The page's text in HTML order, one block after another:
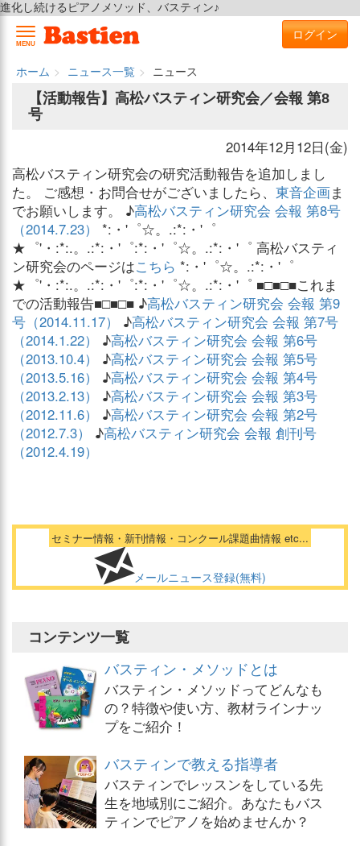
進化し続けるピアノメソッド、バスティン♪
MENU
ログイン
ホーム ニュース一覧
ニュース
【活動報告】高松バスティン研究会／会報 第8
号
2014年12月12日(金)
高松バスティン研究会の研究活動報告を追加しまし
た。 ご感想・お問合せがございましたら、 東音企画ま
でお願いします。 ♪高松バスティン研究会 会報 第8号
（2014.7.23）
*:・'゜☆。.:*:・'゜
★゜'・:*:.。.:*:・'゜:*:・'゜☆。.:*:・'゜ 高松バスティ
ン研究会のページはこちら *:・'゜☆。.:*:・'゜
★゜'・:*:.。.:*:・'゜:*:・'゜☆。.:*:・'゜ ■□■□■これま
での活動報告■□■□■ ♪高松バスティン研究会 会報 第9
号（2014.11.17）
♪高松バスティン研究会 会報 第7号
（2014.1.22）
♪高松バスティン研究会 会報 第6号
（2013.10.4）
♪高松バスティン研究会 会報 第5号
（2013.5.16）
♪高松バスティン研究会 会報 第4号
（2013.2.13）
♪高松バスティン研究会 会報 第3号
（2012.11.6）
♪高松バスティン研究会 会報 第2号
（2012.7.3）
♪高松バスティン研究会 会報 創刊号
（2012.4.19）
セミナー情報・新刊情報・コンクール課題曲情報 etc...
メールニュース登録(無料)
コンテンツ一覧
バスティン・メソッドとは
バスティン・メソッドってどんなも
の？特徴や使い方、教材ラインナッ
プをご紹介！
バスティンで教える指導者
バスティンでレッスンをしている先
生を地域別にご紹介。あなたもバス
ティンでピアノを始めませんか？